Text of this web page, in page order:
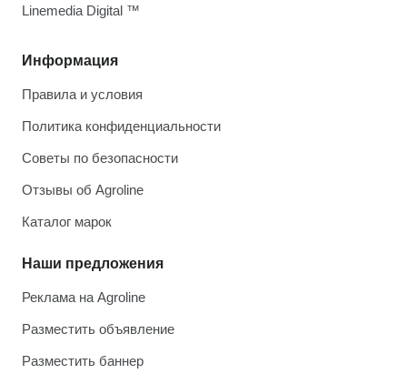
Информация
Правила и условия
Политика конфиденциальности
Советы по безопасности
Отзывы об Agroline
Каталог марок
Наши предложения
Реклама на Agroline
Разместить объявление
Разместить баннер
Linemedia Digital ™